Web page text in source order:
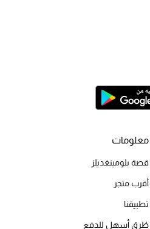
معلومات
قصة بلومينغديلز
أقرب متجر
تطبيقنا
طُرق أسهل للدفع